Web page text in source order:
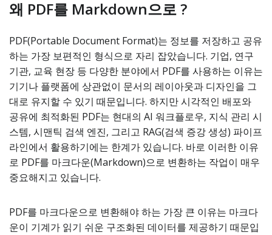
왜 PDF를 Markdown으로 ?
PDF(Portable Document Format)는 정보를 저장하고 공유
하는 가장 보편적인 형식으로 자리 잡았습니다. 기업, 연구
기관, 교육 현장 등 다양한 분야에서 PDF를 사용하는 이유는
기기나 플랫폼에 상관없이 문서의 레이아웃과 디자인을 그
대로 유지할 수 있기 때문입니다. 하지만 시각적인 배포와
공유에 최적화된 PDF는 현대의 AI 워크플로우, 지식 관리 시
스템, 시맨틱 검색 엔진, 그리고 RAG(검색 증강 생성) 파이프
라인에서 활용하기에는 한계가 있습니다. 바로 이러한 이유
로 PDF를 마크다운(Markdown)으로 변환하는 작업이 매우
중요해지고 있습니다.
PDF를 마크다운으로 변환해야 하는 가장 큰 이유는 마크다
운이 기계가 읽기 쉬운 구조화된 데이터를 제공하기 때문입